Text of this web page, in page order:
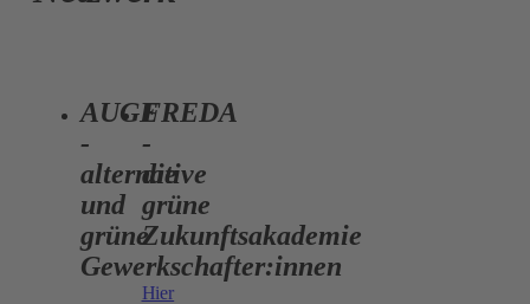
AUGE
-
alternative
und
grüne
Gewerkschafter:innen
FREDA
-
die
grüne
Zukunftsakademie
Hier